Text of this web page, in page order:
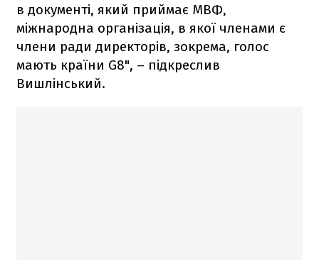
в документі, який приймає МВФ,
міжнародна організація, в якої членами є
члени ради директорів, зокрема, голос
мають країни G8", – підкреслив
Вишлінський.